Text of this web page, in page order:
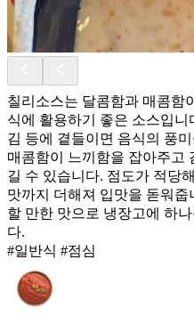
칠리소스는 달콤함과 매콤함
식에 활용하기 좋은 소스입니
김 등에 곁들이면 음식의 풍
매콤함이 느끼함을 잡아주고
길 수 있습니다. 점도가 적당
맛까지 더해져 입맛을 돋워
할 만한 맛으로 냉장고에 하
다.
#일반식 #점심